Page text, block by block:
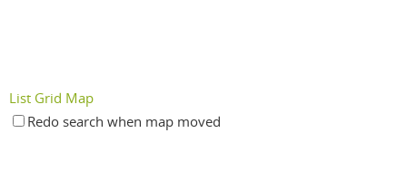
List Grid Map
Redo search when map moved